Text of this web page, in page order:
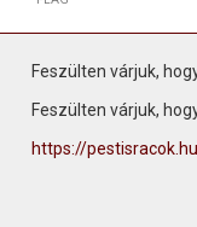
Feszülten várjuk,
Feszülten várjuk,
https://